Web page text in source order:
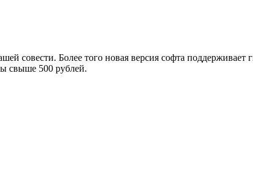
совести. Более того новая версия софта
свыше 500 рублей.